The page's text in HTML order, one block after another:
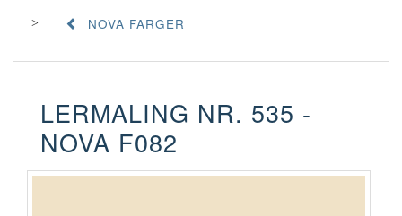
NOVA FARGER
LERMALING NR. 535 -
NOVA F082